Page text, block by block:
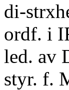
di-
ordf. i
led. av
styr. f.